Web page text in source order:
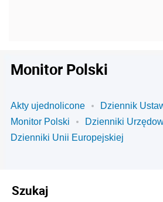
Monitor Polski
Akty ujednolicone
Dziennik
Monitor Polski
Dzienniki
Dzienniki Unii Europejskiej
Szukaj